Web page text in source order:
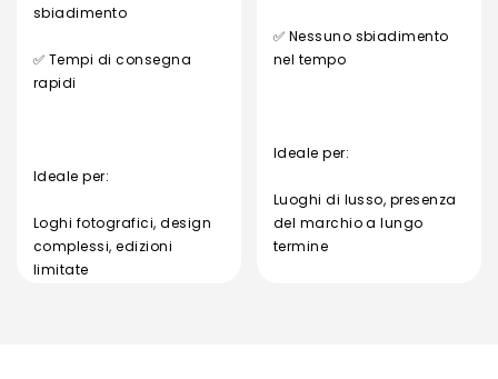
sbiadimento
✅ Tempi di consegna
rapidi
Ideale per:
Loghi fotografici, design
complessi, edizioni
limitate
✅ Nessuno sbiadimento
nel tempo
Ideale per:
Luoghi di lusso, presenza
del marchio a lungo
termine